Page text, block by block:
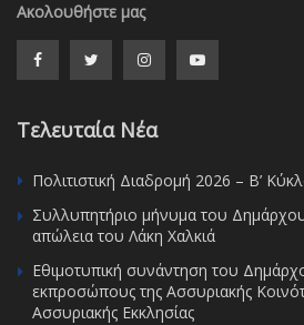
Ακολουθήστε μας
Τελευταία Νέα
Πολιτιστική Διαδρομή 2026 – Β’
Συλλυπητήριο μήνυμα του
απώλεια του Λάκη Χαλκιά
Εθιμοτυπική συνάντηση του
εκπροσώπους της Ασσυριακής
Ασσυριακής Εκκλησίας